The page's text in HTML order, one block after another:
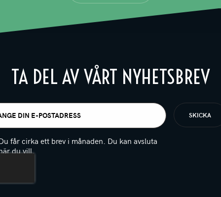
TA DEL AV VÅRT NYHETSBREV
får cirka ett brev i månaden. Du kan avsluta
du vill.